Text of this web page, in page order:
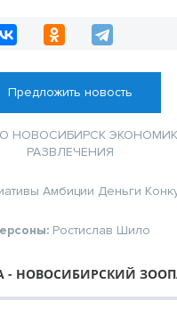
Предложить новость
НОВОСИБИРСК
РАЗВЛЕЧЕНИЯ
Амбиции Деньги
Ростислав Шило
- НОВОСИБИРСКИЙ